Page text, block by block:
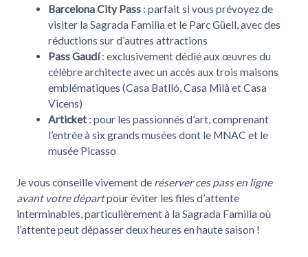
Barcelona City Pass : parfait si vous prévoyez de
visiter la Sagrada Familia et le Parc Güell, avec des
réductions sur d’autres attractions
Pass Gaudí: exclusivement dédié aux œuvres du
célèbre architecte avec un accès aux trois maisons
emblématiques (Casa Batlló, Casa Milà et Casa
Vicens)
Articket : pour les passionnés d’art, comprenant
l’entrée à six grands musées dont le MNAC et le
musée Picasso
Je vous conseille vivement de réserver ces pass en ligne
avant votre départpour éviter les files d’attente
interminables, particulièrement à la Sagrada Familia où
l’attente peut dépasser deux heures en haute saison !